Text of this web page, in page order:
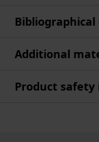
Bibliographical
Additional
Product